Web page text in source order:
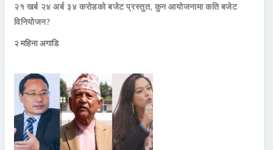
२१ खर्ब २४ अर्ब ३४ करोडको बजेट प्रस्तुत, कुन आयोजनामा कति बजेट
विनियोजन?
२ महिना अगाडि